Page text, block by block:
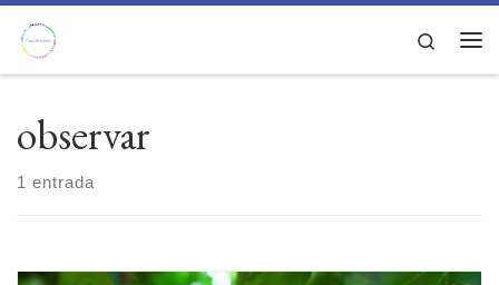
Saltar al contenido
Search
observar
1 entrada